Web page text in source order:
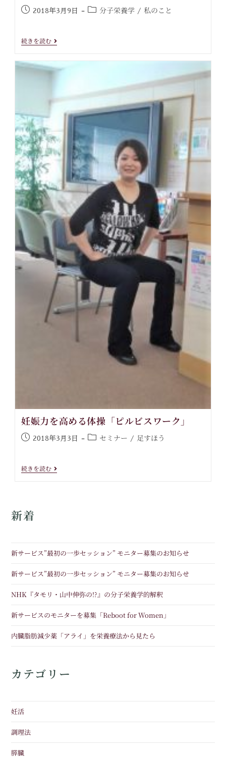
2018年3月9日 分子栄養学 / 私のこと
続きを読む
妊娠力を高める体操「ピルビスワーク」
2018年3月3日 セミナー / 足すほう
続きを読む
新着
新サービス”最初の一歩セッション” モニター募集のお知らせ
新サービス”最初の一歩セッション” モニター募集のお知らせ
NHK『タモリ・山中伸弥の!?』の分子栄養学的解釈
新サービスのモニターを募集「Reboot for Women」
内臓脂肪減少薬「アライ」を栄養療法から見たら
カテゴリー
妊活
調理法
膵臓